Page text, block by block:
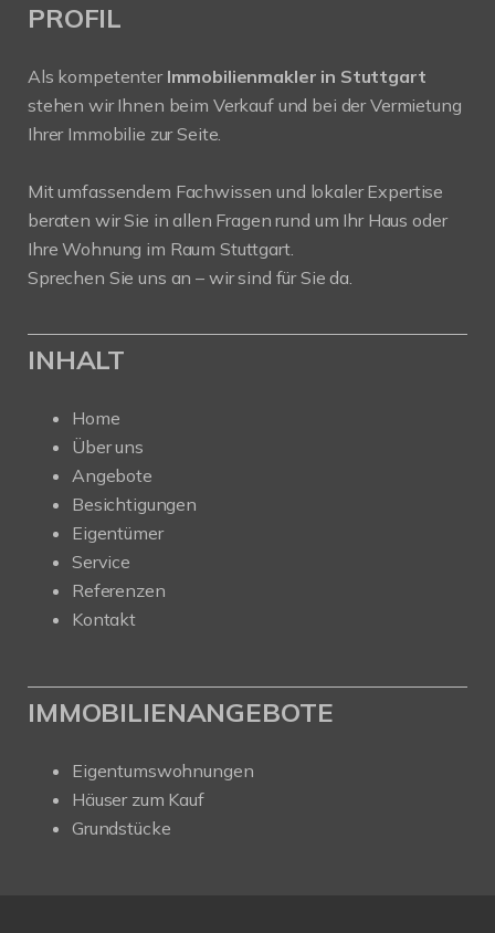
PROFIL
Als kompetenter Immobilienmakler in Stuttgart
stehen wir Ihnen beim Verkauf und bei der Vermietung
Ihrer Immobilie zur Seite.
Mit umfassendem Fachwissen und lokaler Expertise
beraten wir Sie in allen Fragen rund um Ihr Haus oder
Ihre Wohnung im Raum Stuttgart.
Sprechen Sie uns an – wir sind für Sie da.
INHALT
Home
Über uns
Angebote
Besichtigungen
Eigentümer
Service
Referenzen
Kontakt
IMMOBILIENANGEBOTE
Eigentumswohnungen
Häuser zum Kauf
Grundstücke